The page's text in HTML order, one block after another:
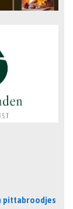
pittabroodjes